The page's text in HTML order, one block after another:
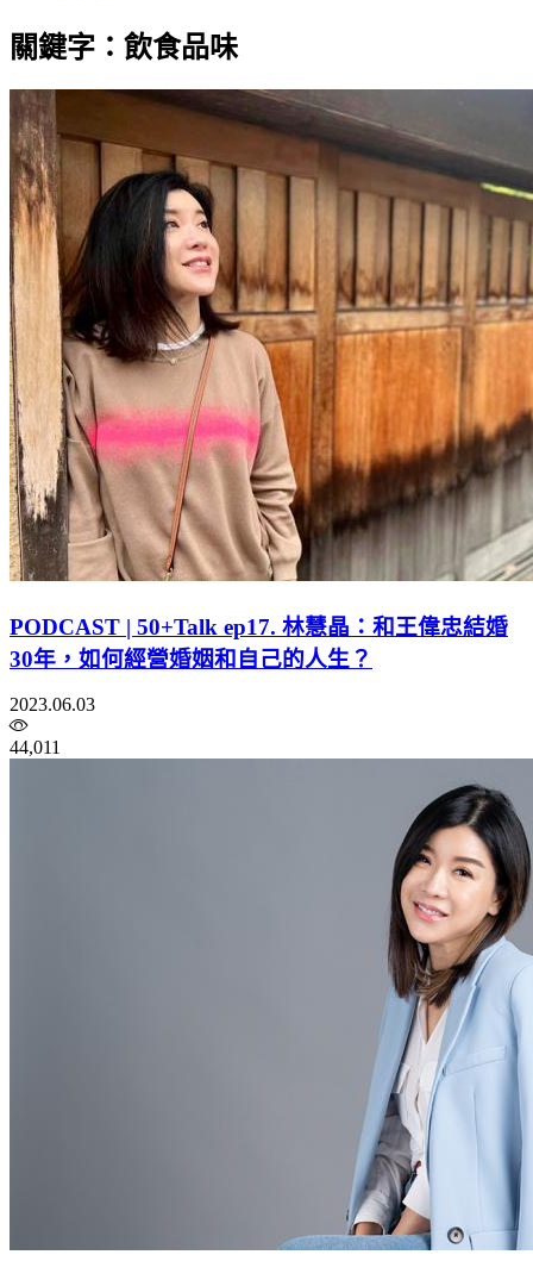
關鍵字：飲食品味
PODCAST | 50+Talk ep17. 林慧晶：和王偉忠結婚
30年，如何經營婚姻和自己的人生？
2023.06.03
44,011